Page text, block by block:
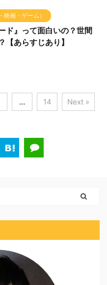
映画・ゲーム）
ド』って面白いの？世間
【あらすじあり】
… 14 Next »